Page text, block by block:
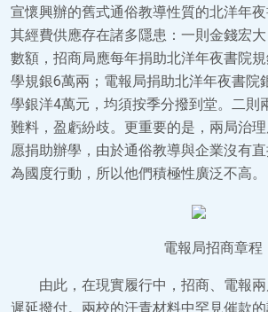
宣懷興辦的舊式通俗教導性質的北洋年夜
其經費供應存在諸多隱患：一則金錢宏
數額，招商局應每年捐助北洋年夜書院
學規銀6萬兩；電報局捐助北洋年夜書院
學銀洋4萬元，均須按季分撥到堂。二則
難料，盈虧紛歧。更重要的是，兩局治
愿捐助辦學，由於通俗教導與企業沒有
為國度行動，所以他們積極性廣泛不高。
電報局招商章程
由此，在現實履行中，招商、電報
遲延撥付。兩校的汗青材料中罕見催款